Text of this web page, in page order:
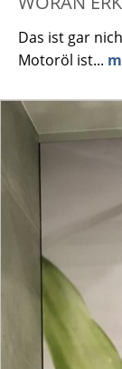
Das ist gar
Motoröl ist...